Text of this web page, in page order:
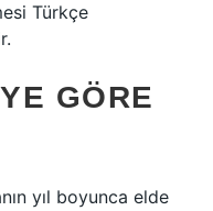
Türkçe
GÖRE
yıl boyunca elde